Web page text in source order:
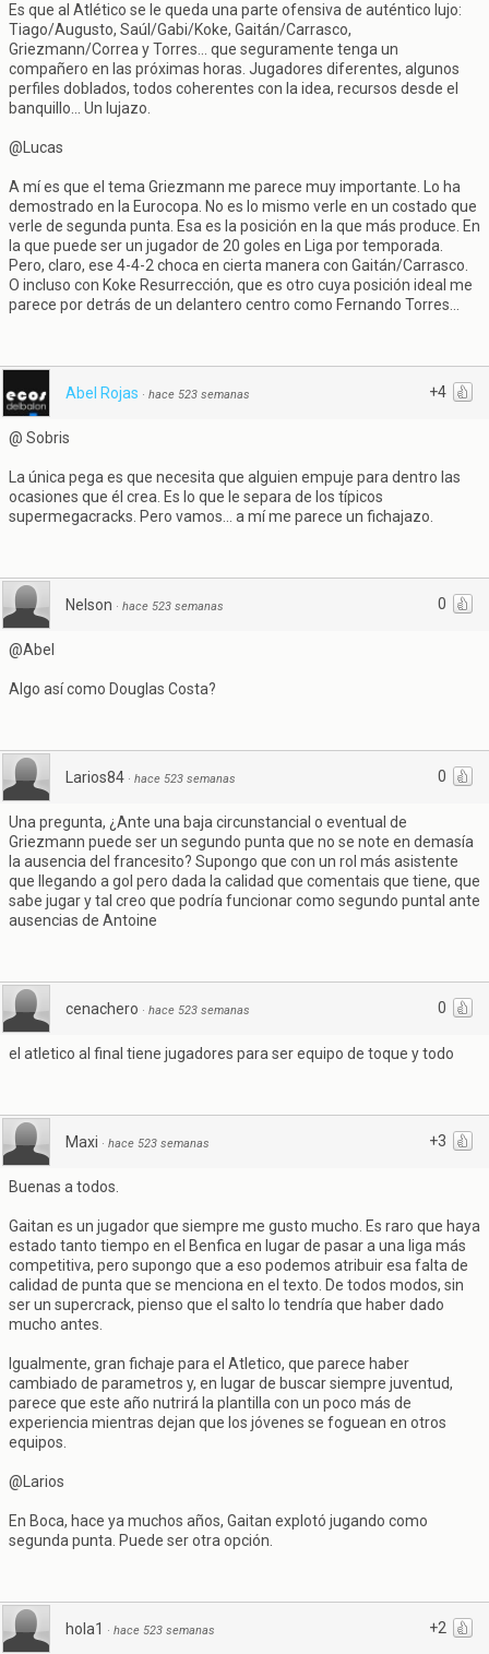
Es que al Atlético se le queda una parte ofensiva de auténtico lujo:
Tiago/Augusto, Saúl/Gabi/Koke, Gaitán/Carrasco,
Griezmann/Correa y Torres... que seguramente tenga un
compañero en las próximas horas. Jugadores diferentes, algunos
perfiles doblados, todos coherentes con la idea, recursos desde el
banquillo... Un lujazo.
@Lucas
A mí es que el tema Griezmann me parece muy importante. Lo ha
demostrado en la Eurocopa. No es lo mismo verle en un costado que
verle de segunda punta. Esa es la posición en la que más produce. En
la que puede ser un jugador de 20 goles en Liga por temporada.
Pero, claro, ese 4-4-2 choca en cierta manera con Gaitán/Carrasco.
O incluso con Koke Resurrección, que es otro cuya posición ideal me
parece por detrás de un delantero centro como Fernando Torres...
+4
Abel Rojas · hace 523 semanas
@ Sobris
La única pega es que necesita que alguien empuje para dentro las
ocasiones que él crea. Es lo que le separa de los típicos
supermegacracks. Pero vamos... a mí me parece un fichajazo.
0
Nelson · hace 523 semanas
@Abel
Algo así como Douglas Costa?
0
Larios84 · hace 523 semanas
Una pregunta, ¿Ante una baja circunstancial o eventual de
Griezmann puede ser un segundo punta que no se note en demasía
la ausencia del francesito? Supongo que con un rol más asistente
que llegando a gol pero dada la calidad que comentais que tiene, que
sabe jugar y tal creo que podría funcionar como segundo puntal ante
ausencias de Antoine
0
cenachero · hace 523 semanas
el atletico al final tiene jugadores para ser equipo de toque y todo
+3
Maxi · hace 523 semanas
Buenas a todos.
Gaitan es un jugador que siempre me gusto mucho. Es raro que haya
estado tanto tiempo en el Benfica en lugar de pasar a una liga más
competitiva, pero supongo que a eso podemos atribuir esa falta de
calidad de punta que se menciona en el texto. De todos modos, sin
ser un supercrack, pienso que el salto lo tendría que haber dado
mucho antes.
Igualmente, gran fichaje para el Atletico, que parece haber
cambiado de parametros y, en lugar de buscar siempre juventud,
parece que este año nutrirá la plantilla con un poco más de
experiencia mientras dejan que los jóvenes se foguean en otros
equipos.
@Larios
En Boca, hace ya muchos años, Gaitan explotó jugando como
segunda punta. Puede ser otra opción.
+2
hola1 · hace 523 semanas